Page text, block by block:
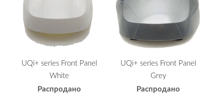
UQi+ series Front Panel
White
Распродано
UQi+ series Front Panel
Grey
Распродано